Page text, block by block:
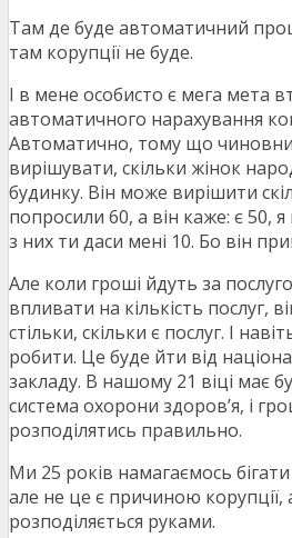
Там де буде автоматичний
там корупції не буде.
І в мене особисто є мега мета
автоматичного нарахування
Автоматично, тому що
вирішувати, скільки жінок
будинку. Він може вирішити
попросили 60, а він каже: є 50,
з них ти даси мені 10. Бо він
Але коли гроші йдуть за
впливати на кількість послуг,
стільки, скільки є послуг. І
робити. Це буде йти від
закладу. В нашому 21 віці має
система охорони здоров’я, і
розподілятись правильно.
Ми 25 років намагаємось
але не це є причиною корупції,
розподіляється руками.